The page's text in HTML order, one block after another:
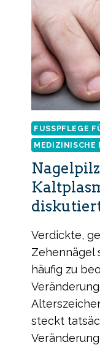
FUSSPFLEGE
MEDIZINISCHE
Verdickte,
Zehennägel
häufig zu
steckt